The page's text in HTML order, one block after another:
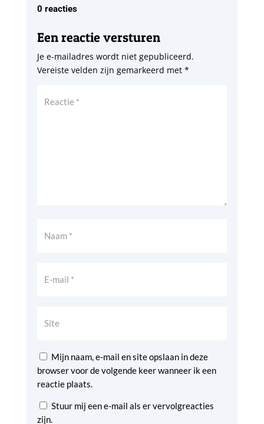
0 reacties
Een reactie versturen
Je e-mailadres wordt niet gepubliceerd.
Vereiste velden zijn gemarkeerd met *
Mijn naam, e-mail en site opslaan in deze
browser voor de volgende keer wanneer ik een
reactie plaats.
Stuur mij een e-mail als er vervolgreacties
zijn.